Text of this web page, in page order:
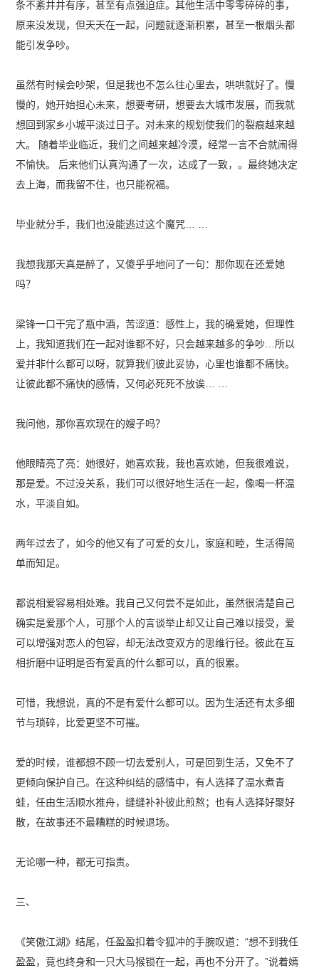
条不紊井井有序，甚至有点强迫症。其他生活中零零碎碎的事，
原来没发现，但天天在一起，问题就逐渐积累，甚至一根烟头都
能引发争吵。
虽然有时候会吵架，但是我也不怎么往心里去，哄哄就好了。慢
慢的，她开始担心未来，想要考研，想要去大城市发展，而我就
想回到家乡小城平淡过日子。对未来的规划使我们的裂痕越来越
大。 随着毕业临近，我们之间越来越冷漠，经常一言不合就闹得
不愉快。 后来他们认真沟通了一次，达成了一致，。最终她决定
去上海，而我留不住，也只能祝福。
毕业就分手，我们也没能逃过这个魔咒… …
我想我那天真是醉了，又傻乎乎地问了一句：那你现在还爱她
吗？
梁锋一口干完了瓶中酒，苦涩道：感性上，我的确爱她，但理性
上，我知道我们在一起对谁都不好，只会越来越多的争吵…所以
爱并非什么都可以呀，就算我们彼此妥协，心里也谁都不痛快。
让彼此都不痛快的感情，又何必死死不放诶… …
我问他，那你喜欢现在的嫂子吗？
他眼睛亮了亮：她很好，她喜欢我，我也喜欢她，但我很难说，
那是爱。不过没关系，我们可以很好地生活在一起，像喝一杯温
水，平淡自如。
两年过去了，如今的他又有了可爱的女儿，家庭和睦，生活得简
单而知足。
都说相爱容易相处难。我自己又何尝不是如此，虽然很清楚自己
确实是爱那个人，可那个人的言谈举止却又让自己难以接受，爱
可以增强对恋人的包容，却无法改变双方的思维行径。彼此在互
相折磨中证明是否有爱真的什么都可以，真的很累。
可惜，我想说，真的不是有爱什么都可以。因为生活还有太多细
节与琐碎，比爱更坚不可摧。
爱的时候，谁都想不顾一切去爱别人，可是回到生活，又免不了
更倾向保护自己。在这种纠结的感情中，有人选择了温水煮青
蛙，任由生活顺水推舟，缝缝补补彼此煎熬；也有人选择好聚好
散，在故事还不最糟糕的时候退场。
无论哪一种，都无可指责。
三、
《笑傲江湖》结尾，任盈盈扣着令狐冲的手腕叹道：“想不到我任
盈盈，竟也终身和一只大马猴锁在一起，再也不分开了。”说着嫣